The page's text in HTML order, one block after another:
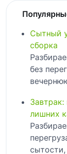
Сытный
сборка
без
лишних
сытости,